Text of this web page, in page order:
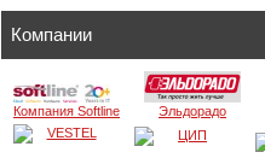
Компании
Компания Softline Эльдорадо